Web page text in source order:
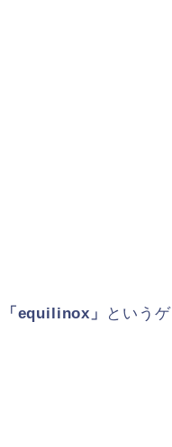
「equilinox」 というゲ